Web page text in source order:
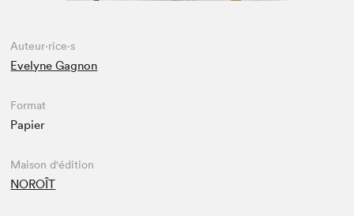
Auteur·rice·s
Evelyne Gagnon
Format
Papier
Maison d'édition
NOROÎT